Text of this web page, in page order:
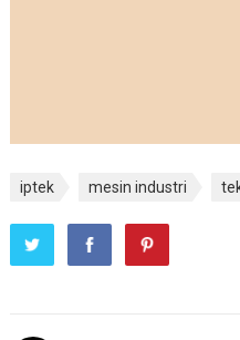
iptek mesin industri